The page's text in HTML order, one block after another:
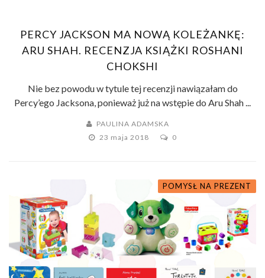
PERCY JACKSON MA NOWĄ KOLEŻANKĘ:
ARU SHAH. RECENZJA KSIĄŻKI ROSHANI
CHOKSHI
Nie bez powodu w tytule tej recenzji nawiązałam do
Percy’ego Jacksona, ponieważ już na wstępie do Aru Shah ...
PAULINA ADAMSKA
23 maja 2018
0
POMYSŁ NA PREZENT